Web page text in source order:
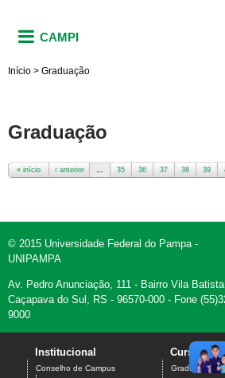
CAMPI
Início > Graduação
Graduação
« início ‹ anterior … 35 36 37 38 39
© 2015 Universidade Federal do Pampa -
UNIPAMPA
Av. Pedro Anunciação, 111 - Bairro Vila
Caçapava do Sul, RS - 96570-000 - Fone
9000
Institucional
Conselho de Campus
Cursos
Graduação